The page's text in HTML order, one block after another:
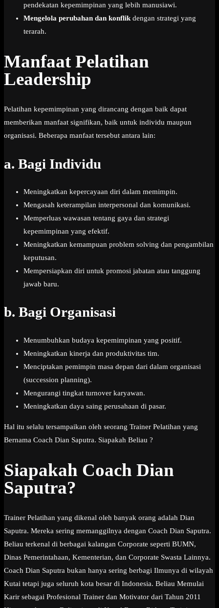
pendekatan kepemimpinan yang lebih manusiawi.
Mengelola perubahan dan konflik dengan strategi yang
terarah.
Manfaat Pelatihan
Leadership
Pelatihan kepemimpinan yang dirancang dengan baik dapat
memberikan manfaat signifikan, baik untuk individu maupun
organisasi. Beberapa manfaat tersebut antara lain:
a. Bagi Individu
Meningkatkan kepercayaan diri dalam memimpin.
Mengasah keterampilan interpersonal dan komunikasi.
Memperluas wawasan tentang gaya dan strategi
kepemimpinan yang efektif.
Meningkatkan kemampuan problem solving dan pengambilan
keputusan.
Mempersiapkan diri untuk promosi jabatan atau tanggung
jawab baru.
b. Bagi Organisasi
Menumbuhkan budaya kepemimpinan yang positif.
Meningkatkan kinerja dan produktivitas tim.
Menciptakan pemimpin masa depan dari dalam organisasi
(succession planning).
Mengurangi tingkat turnover karyawan.
Meningkatkan daya saing perusahaan di pasar.
Hal itu selalu tersampaikan oleh seorang Trainer Pelatihan yang
Bernama Coach Dian Saputra. Siapakah Beliau ?
Siapakah Coach Dian
Saputra?
Trainer Pelatihan yang dikenal oleh banyak orang adalah Dian
Saputra. Mereka sering memanggilnya dengan Coach Dian Saputra.
Beliau terkenal di berbagai kalangan Corporate seperti BUMN,
Dinas Pemerintahaan, Kementerian, dan Corporate Swasta Lainnya.
Coach Dian Saputra bukan hanya sering berbagi Ilmunya di wilayah
Kutai tetapi juga seluruh kota besar di Indonesia. Beliau Memulai
Karir sebagai Profesional Trainer dan Motivator dari Tahun 2011